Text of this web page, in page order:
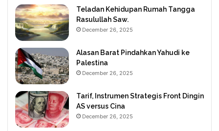
Teladan Kehidupan Rumah Tangga
Rasulullah Saw.
December 26, 2025
Alasan Barat Pindahkan Yahudi ke
Palestina
December 26, 2025
Tarif, Instrumen Strategis Front Dingin
AS versus Cina
December 26, 2025